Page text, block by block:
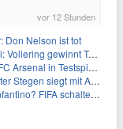
vor 12 Stunden
Don Nelson ist tot
gewinnt Tour
in Testspiel mit 3:2
Stegen siegt mit Ajax
FIFA schaltet auf Angriff